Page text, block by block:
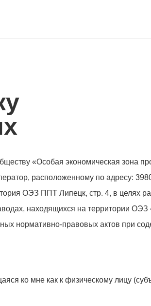
«Особая экономическая зона
расположенному по адресу:
ОЭЗ ППТ Липецк, стр. 4, в целях
находящихся на территории ОЭЗ
нормативно-правовых актов при
ко мне как к физическому лицу